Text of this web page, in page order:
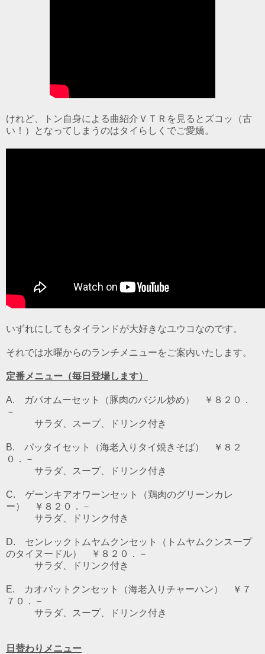
けれど、トン自身による曲紹介ＶＴＲを見るとズコッ（古
い！）となってしまうのはタイらしくでご愛嬌。
いずれにしてもタイランドが大好きなユウコなのです。
それでは水曜からのランチメニューをご案内いたします。
定番メニュー（毎日登場します）
A. ガパオムーセット（豚肉のバジル炒め） ￥８２０．
－
サラダ、スープ、ドリンク付き
B. パッタイセット（海老入りタイ焼きそば） ￥８２
０．－
サラダ、スープ、ドリンク付き
C. ゲーンキアオワーンセット（鶏肉のグリーンカレ
ー） ￥８２０．－
サラダ、ドリンク付き
D. センレックトムヤムクンセット（トムヤムクンスープ
のタイヌードル） ￥８２０．－
サラダ、ドリンク付き
E. カオパットクンセット（海老入りチャーハン） ￥７
７０．－
サラダ、スープ、ドリンク付き
日替わりメニュー